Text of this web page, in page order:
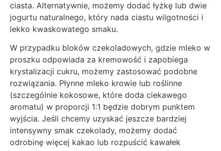
ciasta. Alternatywnie, możemy dodać łyżkę lub dwie
jogurtu naturalnego, który nada ciastu wilgotności i
lekko kwaskowatego smaku.
W przypadku bloków czekoladowych, gdzie mleko w
proszku odpowiada za kremowość i zapobiega
krystalizacji cukru, możemy zastosować podobne
rozwiązania. Płynne mleko krowie lub roślinne
(szczególnie kokosowe, które doda ciekawego
aromatu) w proporcji 1:1 będzie dobrym punktem
wyjścia. Jeśli chcemy uzyskać jeszcze bardziej
intensywny smak czekolady, możemy dodać
odrobinę więcej kakao lub rozpuścić kawałek